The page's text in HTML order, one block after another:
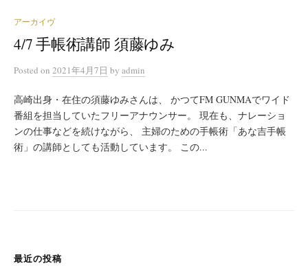
アーカイヴ
4/7 手帳術講師 須藤ゆみ
Posted on 2021年4月7日 by admin
高崎出身・在住の須藤ゆみさんは、 かつてFM GUNMAでワイド
番組を担当していたフリーアナウンサー。 現在も、ナレーショ
ンの仕事などを続けながら、 主婦のための手帳術「あな吉手帳
術」の講師としても活動しています。 この...
最近の投稿